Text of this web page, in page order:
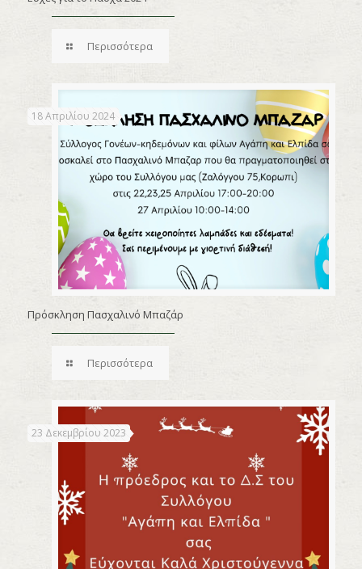
Περισσότερα
18 Απριλίου 2024
Πρόσκληση Πασχαλινό Μπαζάρ
Περισσότερα
23 Δεκεμβρίου 2023